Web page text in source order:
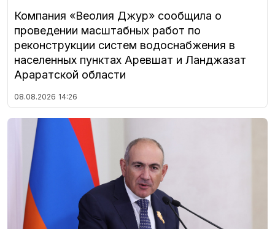
Компания «Веолия Джур» сообщила о
проведении масштабных работ по
реконструкции систем водоснабжения в
населенных пунктах Аревшат и Ланджазат
Араратской области
08.08.2026 14:26